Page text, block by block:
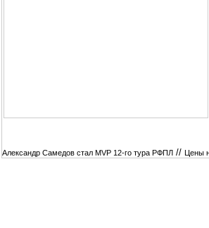
Александр Самедов стал MVP 12-го тура РФПЛ // Цены